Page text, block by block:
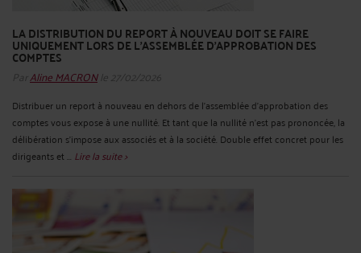
LA DISTRIBUTION DU REPORT À NOUVEAU DOIT SE FAIRE
UNIQUEMENT LORS DE L’ASSEMBLÉE D’APPROBATION DES
COMPTES
ParAline MACRONle 27/02/2026
Distribuer un report à nouveau en dehors de l’assemblée d’approbation des
comptes vous expose à une nullité. Et tant que la nullité n’est pas prononcée, la
délibération s’impose aux associés et à la société. Double effet concret pour les
dirigeants et ... Lire la suite >